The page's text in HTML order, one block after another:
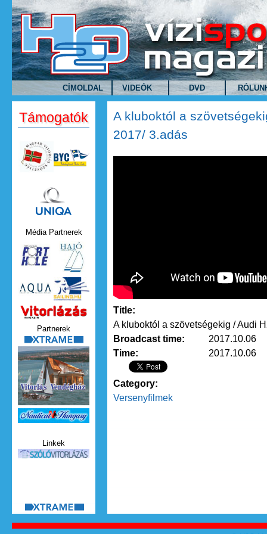
Ugrás a tartalomra
CÍMOLDAL VIDEÓK DVD
A kluboktól a
2017/ 3.adás
Title:
A kluboktól a szövetségekig / Audi
Broadcast time:
2017.10.06
Time:
2017.10.06
Category:
Versenyfilmek
Támogatók
Uniqa.png
Média Partnerek
Vitorlazas_magazin.jpg
Partnerek
xtrame.png
Nauticat.jpg
Linkek
szolo_vitorlazas.jpg